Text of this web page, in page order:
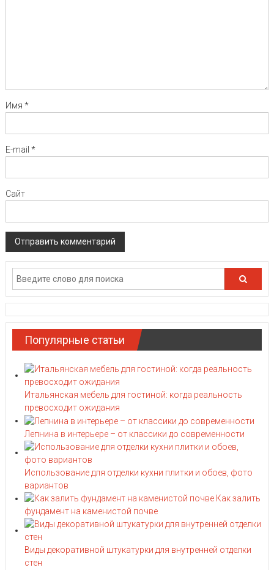
Имя *
E-mail *
Сайт
Популярные статьи
Итальянская мебель для гостиной: когда реальность
превосходит ожидания
Лепнина в интерьере – от классики до современности
Использование для отделки кухни плитки и обоев, фото
вариантов
Как залить
фундамент на каменистой почве
Виды декоративной штукатурки для внутренней отделки
стен